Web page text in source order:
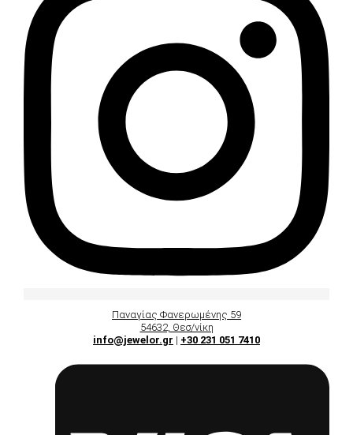
Παναγίας Φανερωμένης 59
54632, Θεσ/νίκη
info@jewelor.gr | +30 231 051 7410